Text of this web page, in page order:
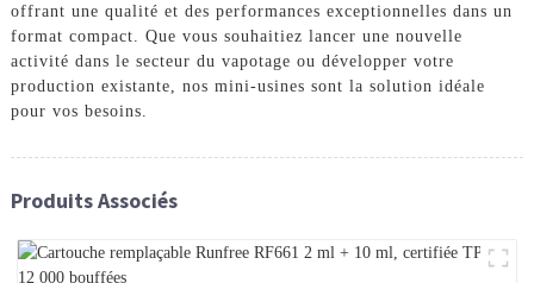
offrant une qualité et des performances exceptionnelles dans un
format compact. Que vous souhaitiez lancer une nouvelle
activité dans le secteur du vapotage ou développer votre
production existante, nos mini-usines sont la solution idéale
pour vos besoins.
Produits Associés